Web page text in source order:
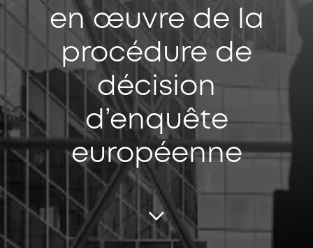
en œuvre de la
procédure de
décision
d’enquête
européenne